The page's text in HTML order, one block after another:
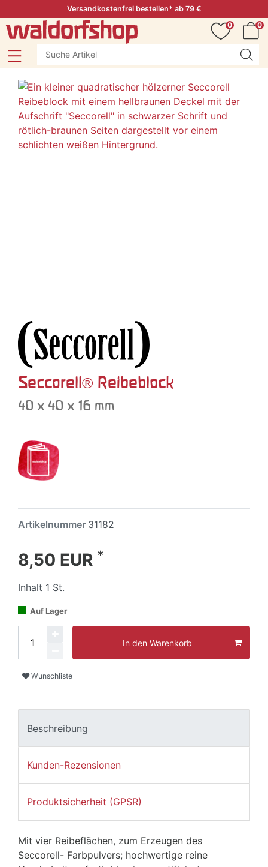
Versandkostenfrei bestellen* ab 79 €
0
0
Seccorell® Reibeblock
40 x 40 x 16 mm
Artikelnummer 31182
8,50 EUR *
Inhalt 1 St.
Auf Lager
In den Warenkorb
Wunschliste
Beschreibung
Kunden-Rezensionen
Produktsicherheit (GPSR)
Mit vier Reibeflächen, zum Erzeugen des
Seccorell- Farbpulvers; hochwertige reine